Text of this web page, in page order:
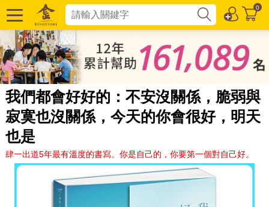
0
我們都會好好的：不安沒關係，脆弱與
寂寞也沒關係，今天的你會很好，明天
也是
肆一出道5年最有溫度的書寫。你是自己的，你要第一個對自己好。